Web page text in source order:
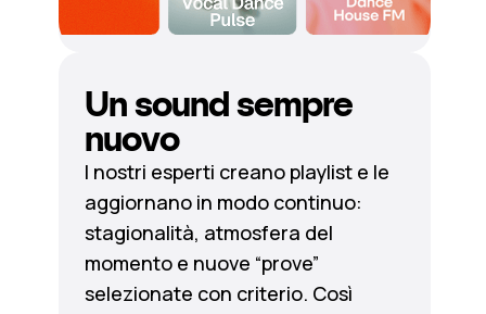
Un sound sempre
nuovo
I nostri esperti creano playlist e le
aggiornano in modo continuo:
stagionalità, atmosfera del
momento e nuove “prove”
selezionate con criterio. Così